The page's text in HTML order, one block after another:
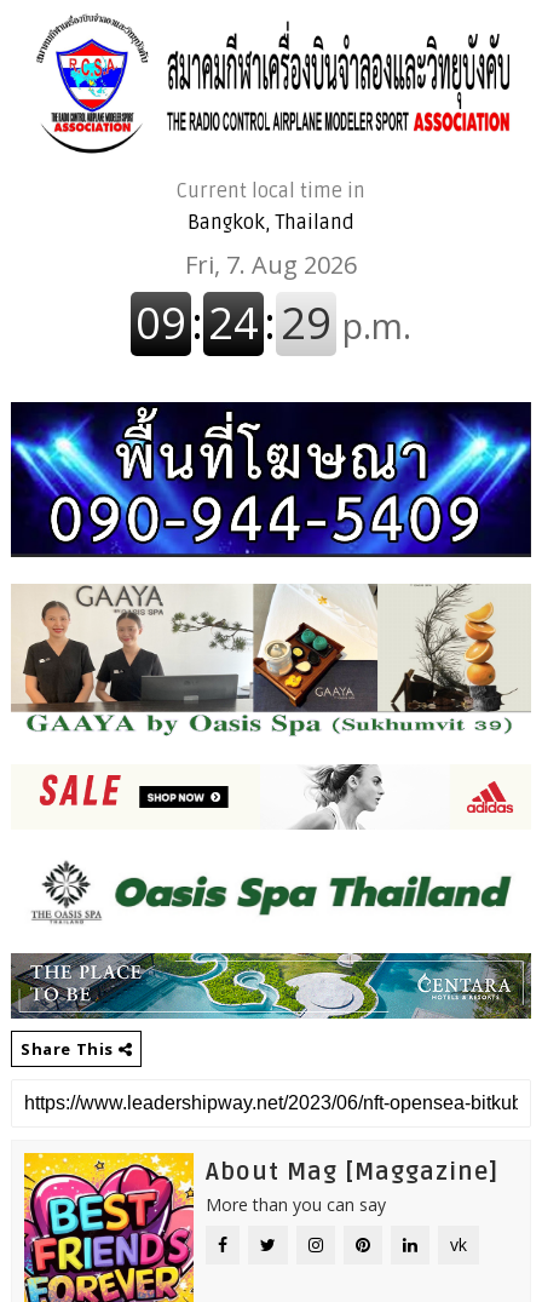
Current local time in
Bangkok, Thailand
Share This
About Mag [Maggazine]
More than you can say
vk